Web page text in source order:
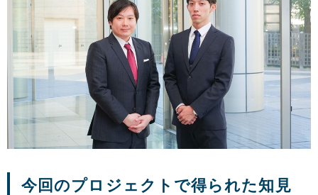
今回のプロジェクトで得られた知見